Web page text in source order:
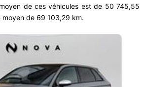
de ces véhicules est de 50 745,55
de 69 103,29 km.